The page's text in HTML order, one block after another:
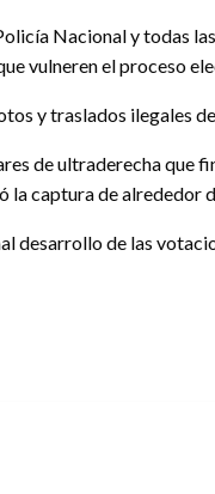
Nacional y todas
vulneren el proceso
y traslados ilegales
de ultraderecha que
la captura de alrededor
de las